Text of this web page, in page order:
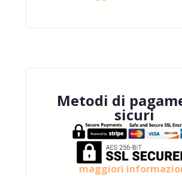
Metodi di
sicuri
maggiori